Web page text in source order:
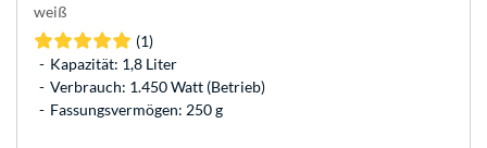
weiß
(1)
Kapazität: 1,8 Liter
Verbrauch: 1.450 Watt (Betrieb)
Fassungsvermögen: 250 g